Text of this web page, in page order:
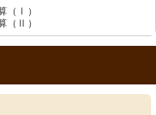
（Ⅰ）
（Ⅱ）